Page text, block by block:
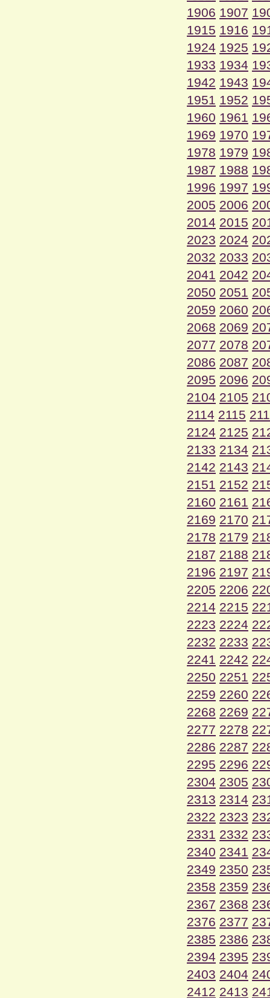
1906 1907
1915 1916
1924 1925
1933 1934
1942 1943
1951 1952
1960 1961
1969 1970
1978 1979
1987 1988
1996 1997
2005 2006
2014 2015
2023 2024
2032 2033
2041 2042
2050 2051
2059 2060
2068 2069
2077 2078
2086 2087
2095 2096
2104 2105
2114 2115
2124 2125
2133 2134
2142 2143
2151 2152
2160 2161
2169 2170
2178 2179
2187 2188
2196 2197
2205 2206
2214 2215
2223 2224
2232 2233
2241 2242
2250 2251
2259 2260
2268 2269
2277 2278
2286 2287
2295 2296
2304 2305
2313 2314
2322 2323
2331 2332
2340 2341
2349 2350
2358 2359
2367 2368
2376 2377
2385 2386
2394 2395
2403 2404
2412 2413